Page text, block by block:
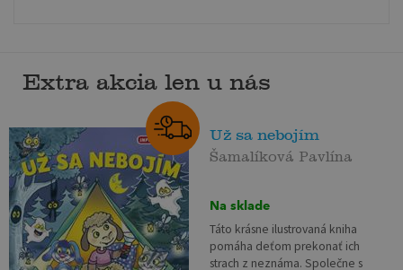
Extra akcia len u nás
Už sa nebojím
Šamalíková Pavlína
Na sklade
Táto krásne ilustrovaná kniha
pomáha deťom prekonať ich
strach z neznáma. Společne s